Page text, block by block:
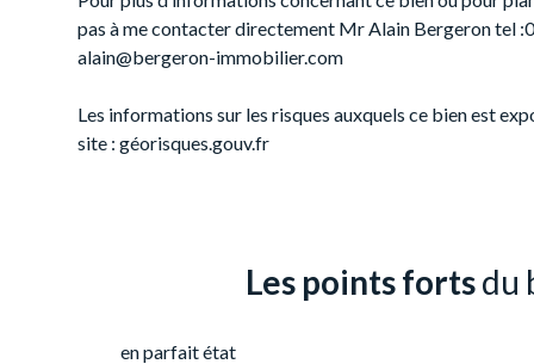
pas à me contacter directement Mr Alain Bergeron tel
alain@bergeron-immobilier.com
Les informations sur les risques auxquels ce bien est
site : géorisques.gouv.fr
Les points fortsdu
en parfait état